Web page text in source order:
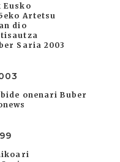
Eusko
Artetsu
dio
Saria 2003
onenari Buber